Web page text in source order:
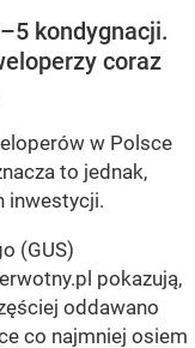
kondygnacji.
coraz
w Polsce
to jednak,
inwestycji.
(GUS)
pokazują,
oddawano
co najmniej osiem